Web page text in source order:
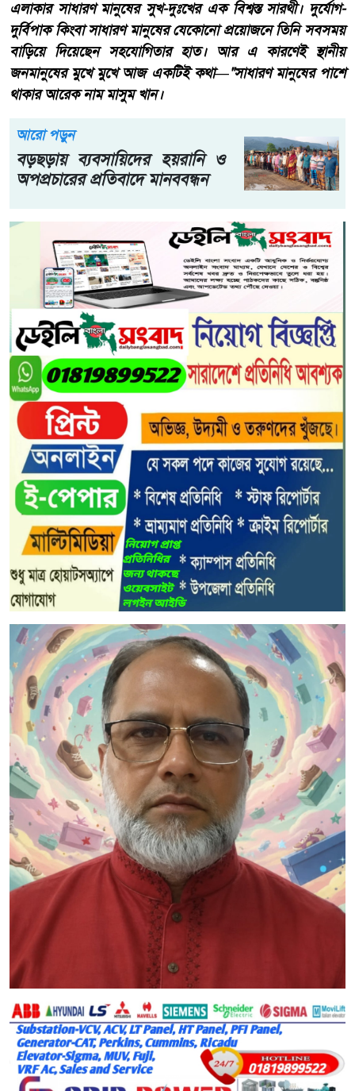
এলাকার সাধারণ মানুষের সুখ-দুঃখের এক বিশ্বস্ত সারথী। দুর্যোগ-
দুর্বিপাক কিংবা সাধারণ মানুষের যেকোনো প্রয়োজনে তিনি সবসময়
বাড়িয়ে দিয়েছেন সহযোগিতার হাত। আর এ কারণেই স্থানীয়
জনমানুষের মুখে মুখে আজ একটিই কথা—"সাধারণ মানুষের পাশে
থাকার আরেক নাম মাসুম খান।
আরো পড়ুন
বড়ছড়ায় ব্যবসায়িদের হয়রানি ও
অপপ্রচারের প্রতিবাদে মানববন্ধন